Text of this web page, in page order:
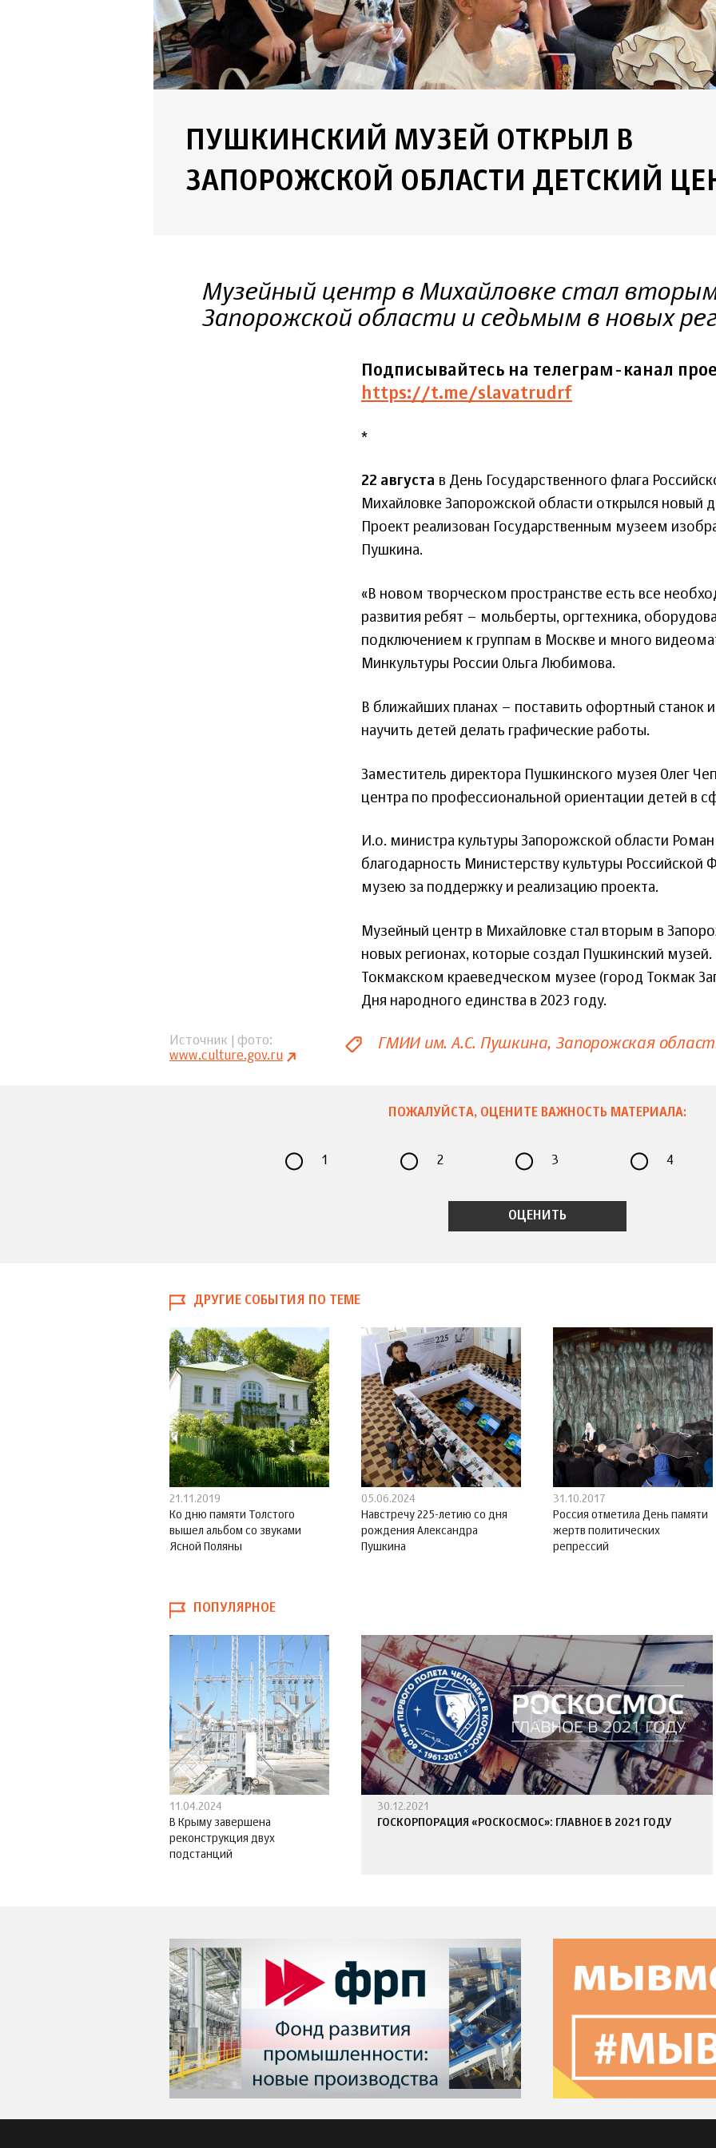
ПУШКИНСКИЙ МУЗЕЙ ОТКРЫЛ В
ЗАПОРОЖСКОЙ ОБЛАСТИ ДЕТСКИЙ
Музейный центр в Михайловке стал
Запорожской области и седьмым в новых
Подписывайтесь на телеграм-канал
https://t.me/slavatrudrf
*
22 августа в День Государственного флага
Михайловке Запорожской области открылся новый
Проект реализован Государственным музеем
Пушкина.
«В новом творческом пространстве есть все
развития ребят – мольберты, оргтехника,
подключением к группам в Москве и много
Минкультуры России Ольга Любимова.
В ближайших планах – поставить офортный станок
научить детей делать графические работы.
Заместитель директора Пушкинского музея Олег
центра по профессиональной ориентации детей в
И.о. министра культуры Запорожской области
благодарность Министерству культуры
музею за поддержку и реализацию проекта.
Музейный центр в Михайловке стал вторым в
новых регионах, которые создал Пушкинский
Токмакском краеведческом музее (город Токмак
Дня народного единства в 2023 году.
Источник | фото
www.culture.gov.ru
ГМИИ им. А.С. Пушкина Запорожская
ПОЖАЛУЙСТА, ОЦЕНИТЕ ВАЖНОСТЬ МАТЕРИАЛА:
1 2 3 4
ДРУГИЕ СОБЫТИЯ ПО ТЕМЕ
21.11.2019
Ко дню памяти Толстого
вышел альбом со звуками
Ясной Поляны
05.06.2024
Навстречу 225-летию со дня
рождения Александра
Пушкина
31.10.2017
Россия отметила День памяти
жертв политических
репрессий
ПОПУЛЯРНОЕ
11.04.2024
В Крыму завершена
реконструкция двух
подстанций
30.12.2021
ГОСКОРПОРАЦИЯ «РОСКОСМОС»: ГЛАВНОЕ В 2021 ГОДУ